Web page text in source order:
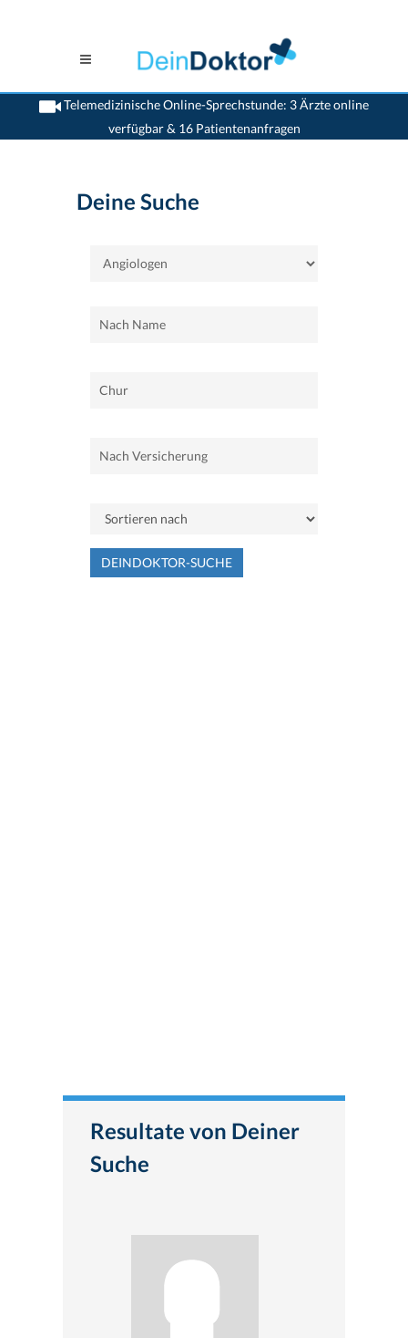
Telemedizinische Online-Sprechstunde: 3 Ärzte online
verfügbar & 16 Patientenanfragen
>Home>Chur>Angiologen
Deine Suche
DEINDOKTOR-SUCHE
Resultate von Deiner
Suche